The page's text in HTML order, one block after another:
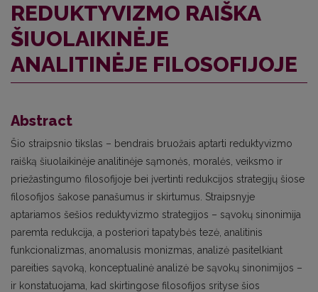
REDUKTYVIZMO RAIŠKA
ŠIUOLAIKINĖJE
ANALITINĖJE FILOSOFIJOJE
Abstract
Šio straipsnio tikslas – bendrais bruožais aptarti reduktyvizmo
raišką šiuolaikinėje analitinėje sąmonės, moralės, veiksmo ir
priežastingumo filosofijoje bei įvertinti redukcijos strategijų šiose
filosofijos šakose panašumus ir skirtumus. Straipsnyje
aptariamos šešios reduktyvizmo strategijos – sąvokų sinonimija
paremta redukcija, a posteriori tapatybės tezė, analitinis
funkcionalizmas, anomalusis monizmas, analizė pasitelkiant
pareities sąvoką, konceptualinė analizė be sąvokų sinonimijos –
ir konstatuojama, kad skirtingose filosofijos srityse šios